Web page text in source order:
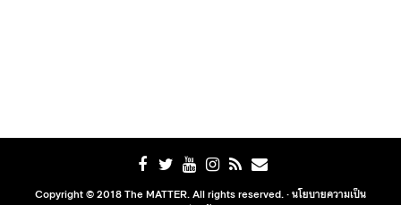
Copyright © 2018 The MATTER. All rights reserved. ·นโยบายความเป็น